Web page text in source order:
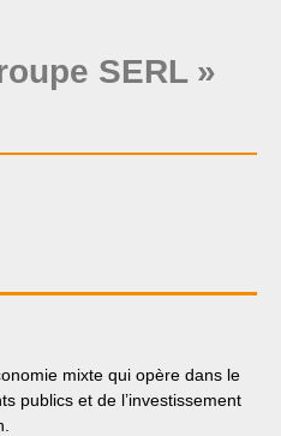
SERL »
mixte qui opère dans le
publics et de l’investissement